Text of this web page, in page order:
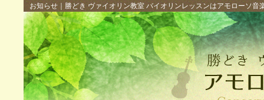
お知らせ｜勝どき ヴァイオリン教室 バイオリンレッスンはアモローソ